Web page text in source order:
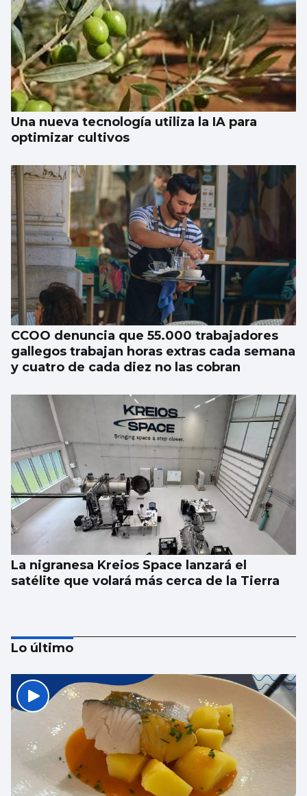
Una nueva tecnología utiliza la IA para
optimizar cultivos
CCOO denuncia que 55.000 trabajadores
gallegos trabajan horas extras cada semana
y cuatro de cada diez no las cobran
La nigranesa Kreios Space lanzará el
satélite que volará más cerca de la Tierra
Récord de personas afiliadas en Vigo y
Lo último